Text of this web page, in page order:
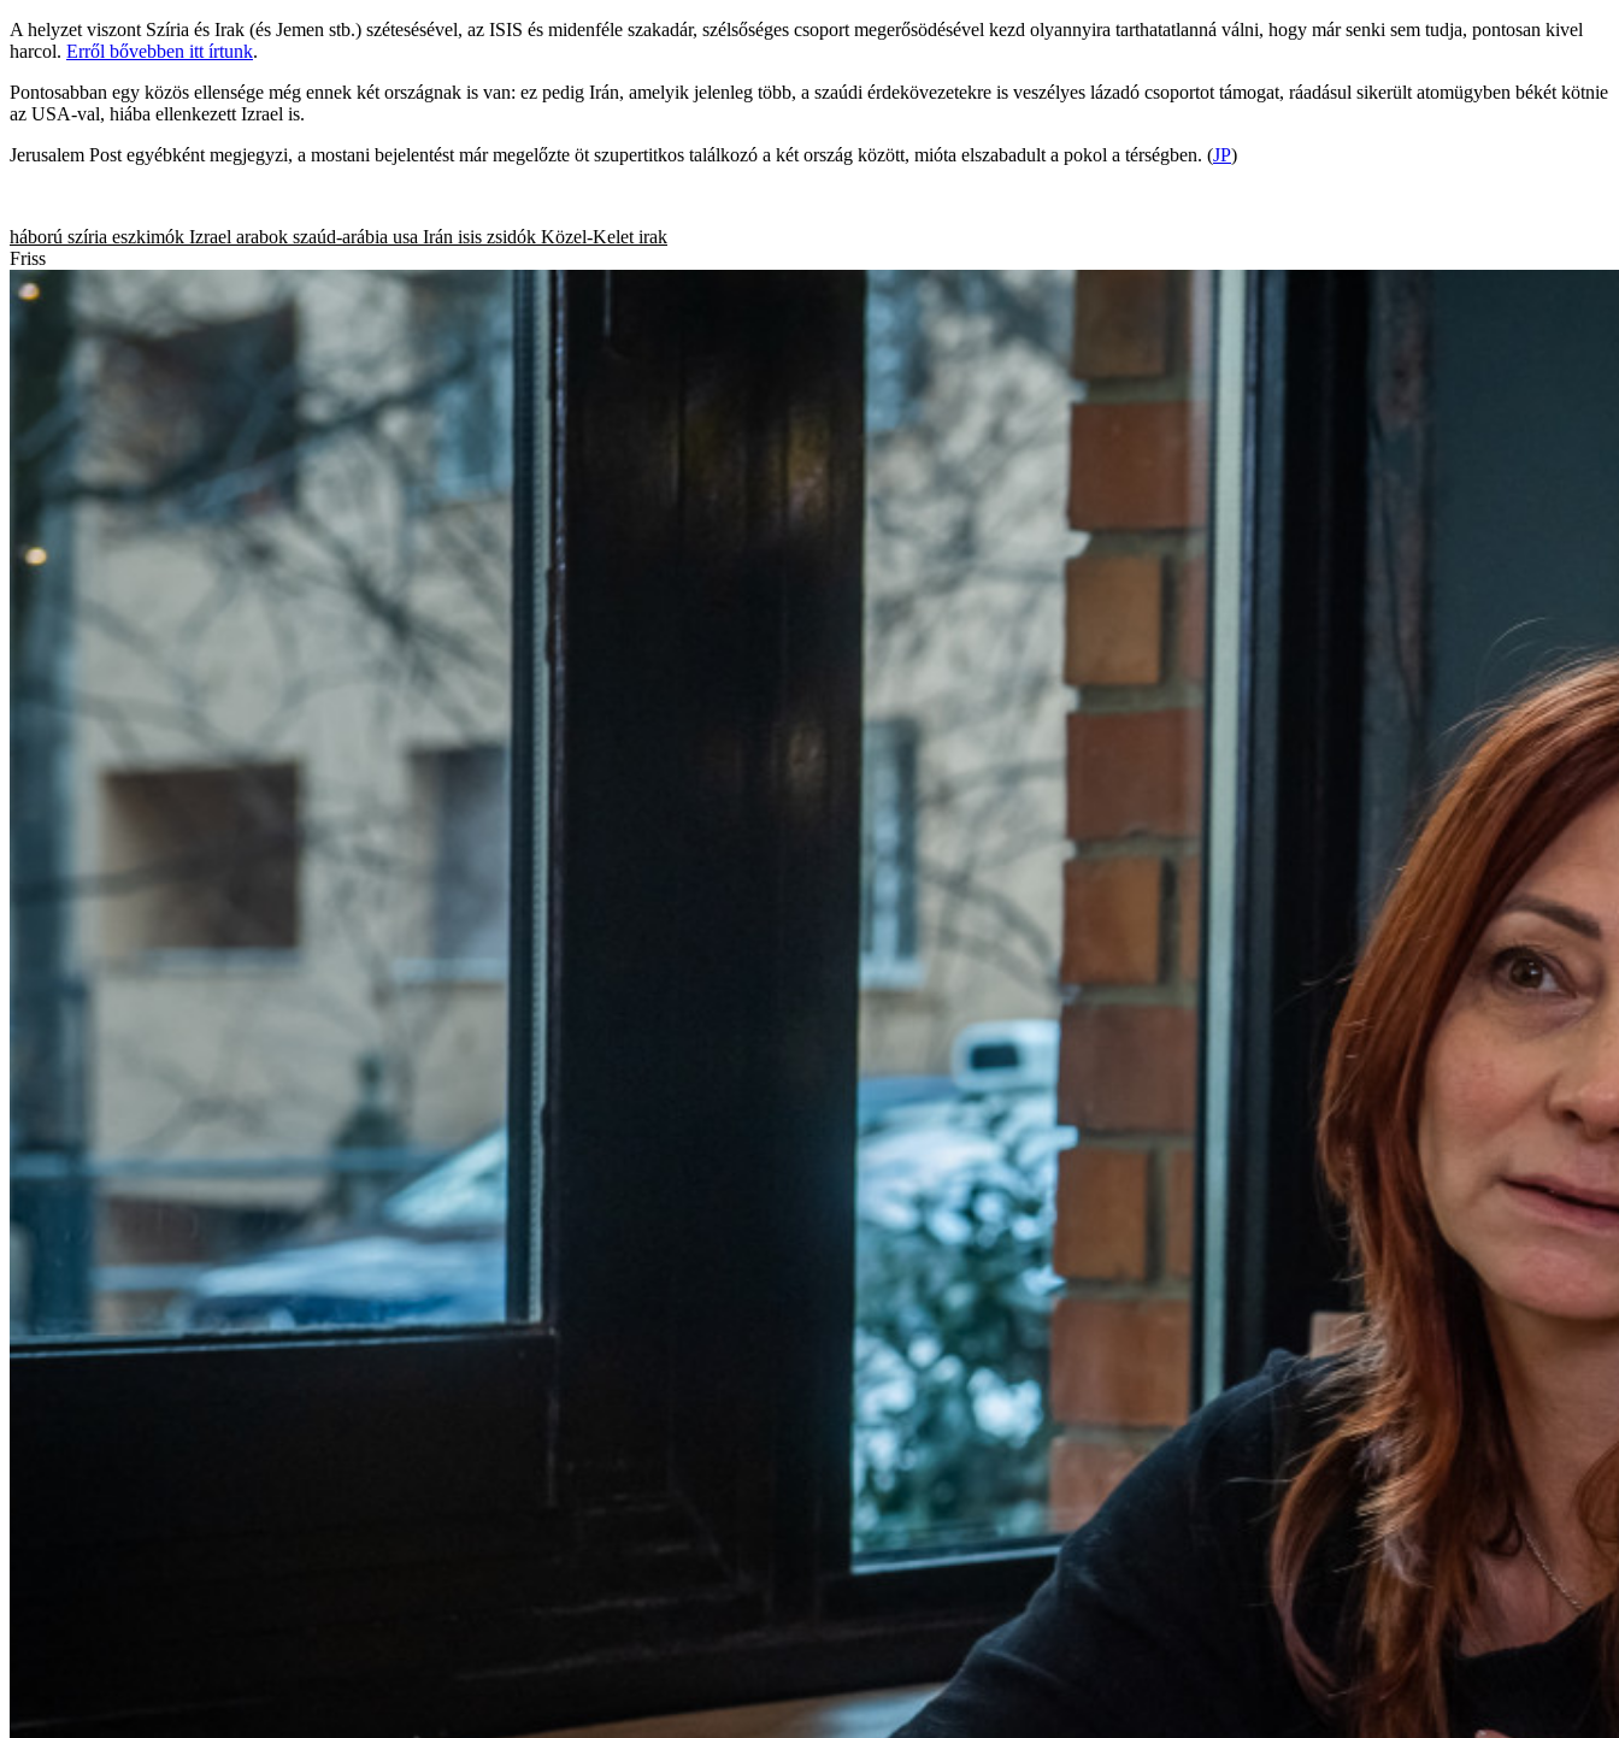
A helyzet viszont Szíria és Irak (és Jemen stb.) szétesésével, az ISIS és midenféle szakadár, szélsőséges csoport megerősödésével kezd olyannyira tarthatatlanná válni, hogy már senki sem tudja, pontosan kivel
harcol. Erről bővebben itt írtunk.
Pontosabban egy közös ellensége még ennek két országnak is van: ez pedig Irán, amelyik jelenleg több, a szaúdi érdekövezetekre is veszélyes lázadó csoportot támogat, ráadásul sikerült atomügyben békét kötnie
az USA-val, hiába ellenkezett Izrael is.
Jerusalem Post egyébként megjegyzi, a mostani bejelentést már megelőzte öt szupertitkos találkozó a két ország között, mióta elszabadult a pokol a térségben. (JP)
háború szíria eszkimók Izrael arabok szaúd-arábia usa Irán isis zsidók Közel-Kelet irak
Friss